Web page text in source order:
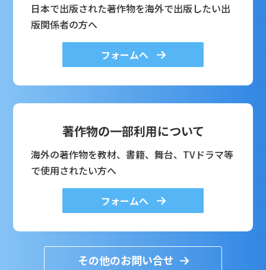
日本で出版された著作物を海外で出版したい出
版関係者の方へ
フォームへ
著作物の一部利用について
海外の著作物を教材、書籍、舞台、TVドラマ等
で使用されたい方へ
フォームへ
その他のお問い合せ